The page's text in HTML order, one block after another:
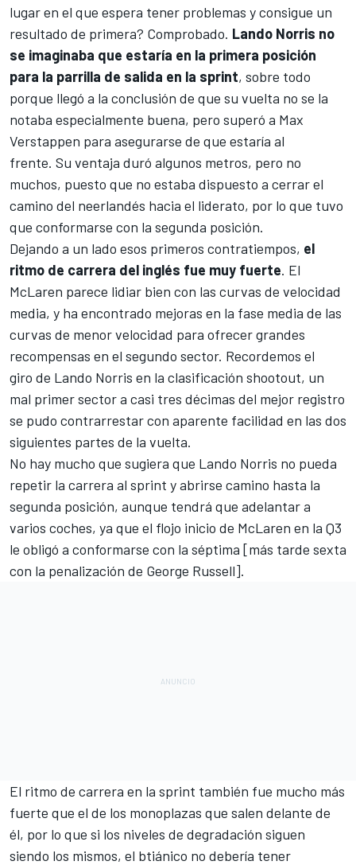
lugar en el que espera tener problemas y consigue un
resultado de primera? Comprobado. Lando Norris no
se imaginaba que estaría en la primera posición
para la parrilla de salida en la sprint, sobre todo
porque llegó a la conclusión de que su vuelta no se la
notaba especialmente buena, pero superó a Max
Verstappen para asegurarse de que estaría al
frente. Su ventaja duró algunos metros, pero no
muchos, puesto que no estaba dispuesto a cerrar el
camino del neerlandés hacia el liderato, por lo que tuvo
que conformarse con la segunda posición.
Dejando a un lado esos primeros contratiempos, el
ritmo de carrera del inglés fue muy fuerte. El
McLaren parece lidiar bien con las curvas de velocidad
media, y ha encontrado mejoras en la fase media de las
curvas de menor velocidad para ofrecer grandes
recompensas en el segundo sector. Recordemos el
giro de Lando Norris en la clasificación shootout, un
mal primer sector a casi tres décimas del mejor registro
se pudo contrarrestar con aparente facilidad en las dos
siguientes partes de la vuelta.
No hay mucho que sugiera que Lando Norris no pueda
repetir la carrera al sprint y abrirse camino hasta la
segunda posición, aunque tendrá que adelantar a
varios coches, ya que el flojo inicio de McLaren en la Q3
le obligó a conformarse con la séptima [más tarde sexta
con la penalización de George Russell].
El ritmo de carrera en la sprint también fue mucho más
fuerte que el de los monoplazas que salen delante de
él, por lo que si los niveles de degradación siguen
siendo los mismos, el btiánico no debería tener